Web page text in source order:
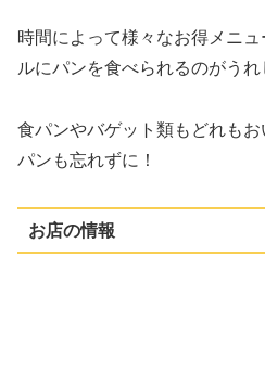
時間によって様々なお得メニ
ルにパンを食べられるのがうれ
食パンやバゲット類もどれも
パンも忘れずに！
お店の情報